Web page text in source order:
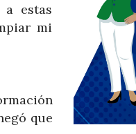
estas
mi
que